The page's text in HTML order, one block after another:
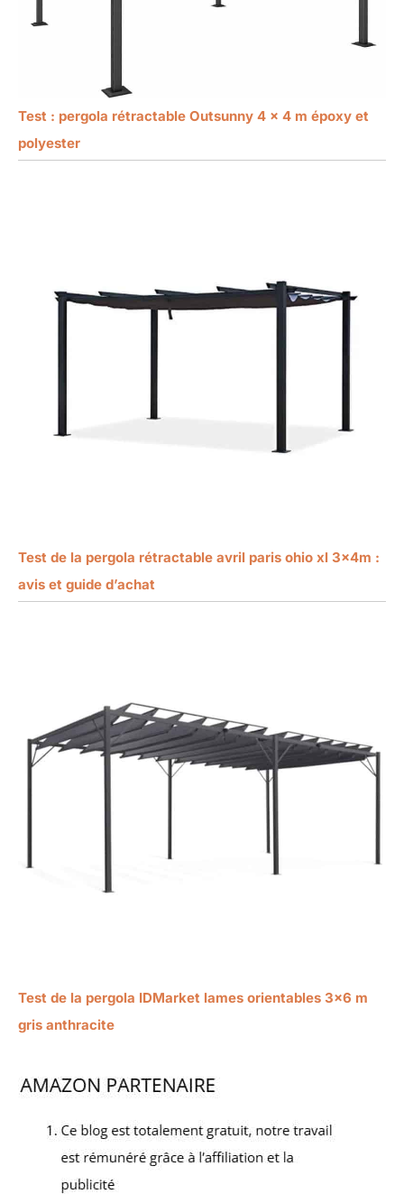
Test : pergola rétractable Outsunny 4 x 4 m époxy et
polyester
Test de la pergola rétractable avril paris ohio xl 3x4m :
avis et guide d’achat
Test de la pergola IDMarket lames orientables 3×6 m
gris anthracite